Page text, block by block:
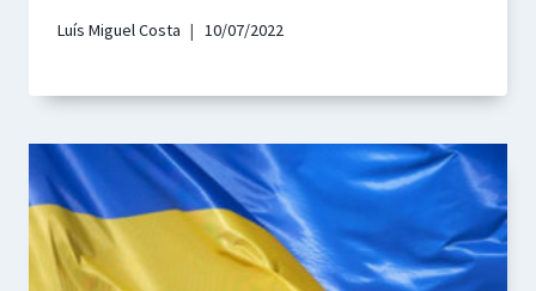
Luís Miguel Costa 10/07/2022